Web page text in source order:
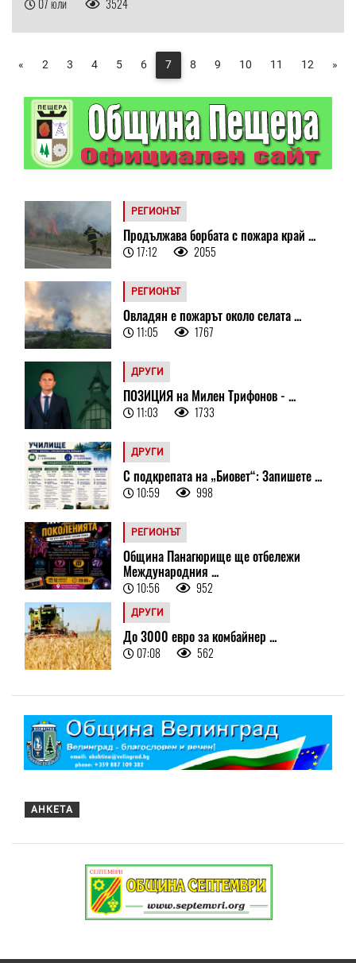
07 юли 3524
« 2 3 4 5 6 7 8 9 10 11 12 »
РЕГИОНЪТ
Продължава борбата с пожара край ...
17:12 2055
РЕГИОНЪТ
Овладян е пожарът около селата ...
11:05 1767
ДРУГИ
ПОЗИЦИЯ на Милен Трифонов - ...
11:03 1733
ДРУГИ
С подкрепата на „Биовет“: Запишете ...
10:59 998
РЕГИОНЪТ
Община Панагюрище ще отбележи
Международния ...
10:56 952
ДРУГИ
До 3000 евро за комбайнер ...
07:08 562
АНКЕТА